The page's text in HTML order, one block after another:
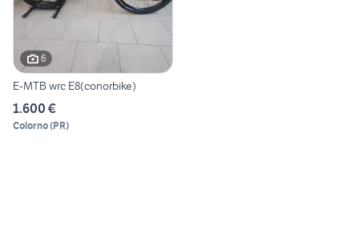
6
E-MTB wrc E8(conorbike)
1.600 €
Colorno(PR)